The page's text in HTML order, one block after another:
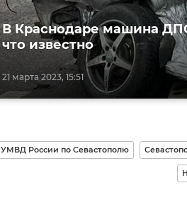
21 марта 2023, 15:51
В Краснодаре машина
что известно
УМВД России по Севастополю